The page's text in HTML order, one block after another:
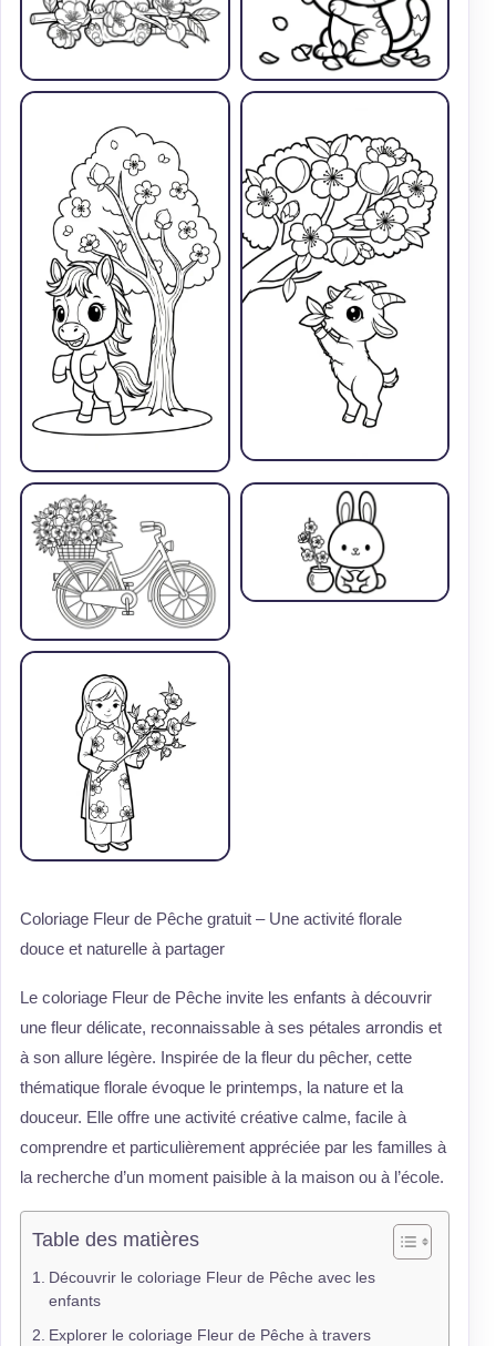
Coloriage Fleur de Pêche gratuit – Une activité florale
douce et naturelle à partager
Le coloriage Fleur de Pêche invite les enfants à découvrir
une fleur délicate, reconnaissable à ses pétales arrondis et
à son allure légère. Inspirée de la fleur du pêcher, cette
thématique florale évoque le printemps, la nature et la
douceur. Elle offre une activité créative calme, facile à
comprendre et particulièrement appréciée par les familles à
la recherche d’un moment paisible à la maison ou à l’école.
Table des matières
Découvrir le coloriage Fleur de Pêche avec les
enfants
Explorer le coloriage Fleur de Pêche à travers